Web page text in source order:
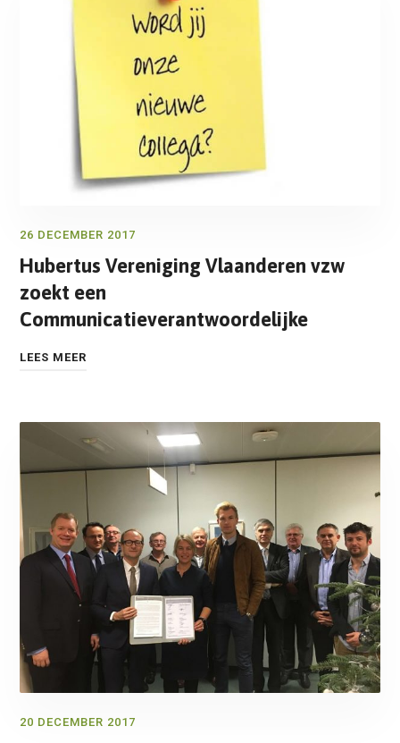
26 DECEMBER 2017
Hubertus Vereniging Vlaanderen vzw
zoekt een
Communicatieverantwoordelijke
LEES MEER
20 DECEMBER 2017